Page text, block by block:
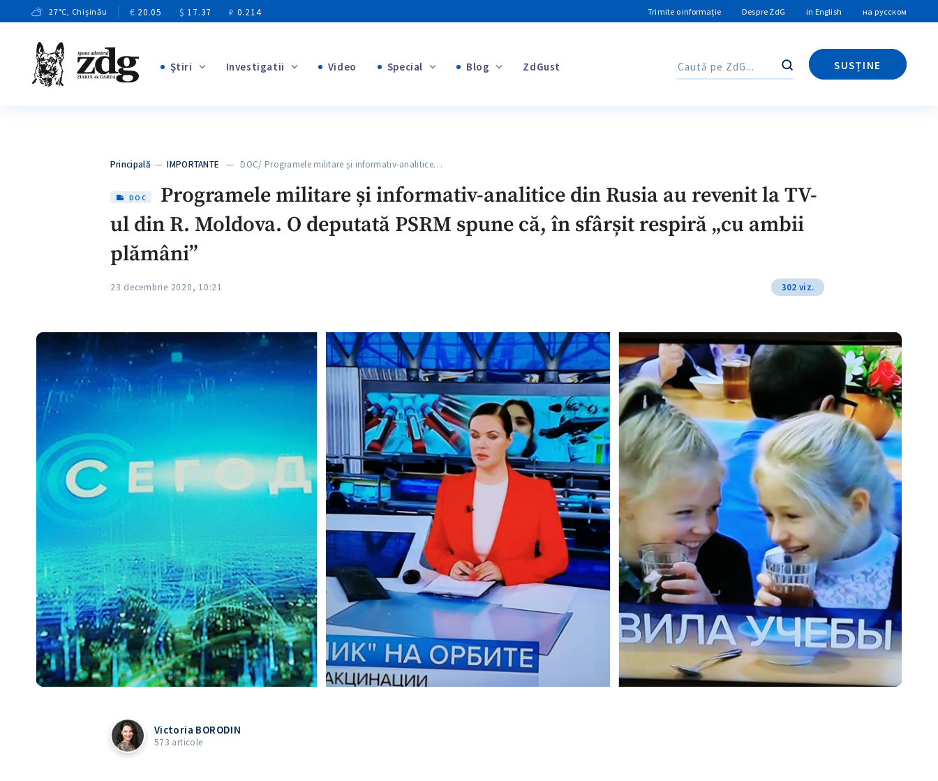
27°C, Chișinău € 20.05 $ 17.37 ₽ 0.214 Trimite o informație Despre ZdG in English на русском
Ştiri Investigatii Video Special
+1
Blog ZdGust Caută
SUSȚINE
Caută
Principală —IMPORTANTE — DOC/ Programele militare și informativ-analitice…
DOC
Programele militare și informativ-analitice din Rusia au revenit la TV-
ul din R. Moldova. O deputată PSRM spune că, în sfârșit respiră „cu ambii
plămâni”
23 decembrie 2020, 10:21 302 viz.
Victoria BORODIN
573 articole